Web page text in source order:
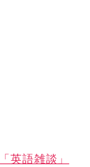
英語雑談」